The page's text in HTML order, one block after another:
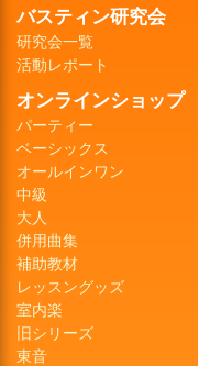
バスティン研究会
研究会一覧
活動レポート
オンラインショップ
パーティー
ベーシックス
オールインワン
中級
大人
併用曲集
補助教材
レッスングッズ
室内楽
旧シリーズ
東音